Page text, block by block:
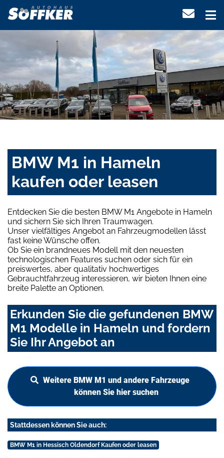
BMW M1 in Hameln
kaufen oder leasen
Entdecken Sie die besten BMW M1 Angebote in Hameln
und sichern Sie sich Ihren Traumwagen.
Unser vielfältiges Angebot an Fahrzeugmodellen lässt
fast keine Wünsche offen.
Ob Sie ein brandneues Modell mit den neuesten
technologischen Features suchen oder sich für ein
preiswertes, aber qualitativ hochwertiges
Gebrauchtfahrzeug interessieren, wir bieten Ihnen eine
breite Palette an Optionen.
Erkunden Sie die gefundenen BMW
M1 Modelle in Hameln und fordern
Sie Ihr Angebot an
Weitere BMW M1 und andere Fahrzeuge
können Sie hier suchen
Stattdessen können Sie auch:
BMW M1 in Hessisch Oldendorf Kaufen oder leasen